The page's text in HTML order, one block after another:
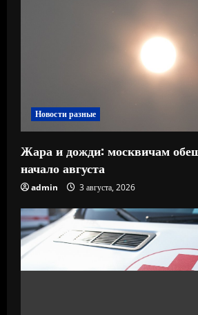
Новости разные
Жара и дожди: москвичам
начало августа
admin 3 августа, 2026